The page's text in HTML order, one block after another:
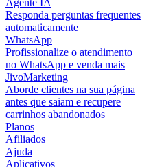
Agente IA
Responda perguntas frequentes
automaticamente
WhatsApp
Profissionalize o atendimento
no WhatsApp e venda mais
JivoMarketing
Aborde clientes na sua página
antes que saiam e recupere
carrinhos abandonados
Planos
Afiliados
Ajuda
Aplicativos